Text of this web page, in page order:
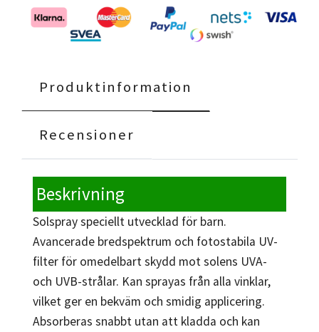
Produktinformation
Recensioner
Beskrivning
Solspray speciellt utvecklad för barn.
Avancerade bredspektrum och fotostabila UV-
filter för omedelbart skydd mot solens UVA-
och UVB-strålar. Kan sprayas från alla vinklar,
vilket ger en bekväm och smidig applicering.
Absorberas snabbt utan att kladda och kan